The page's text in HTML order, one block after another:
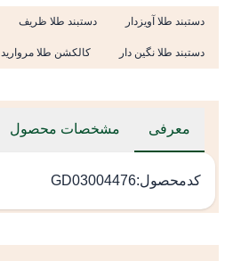
دستبند طلا آویزدار دستبند طلا ظریف
دستبند طلا نگین دار کالکشن طلا مروارید
معرفی مشخصات محصول
کدمحصول:GD03004476